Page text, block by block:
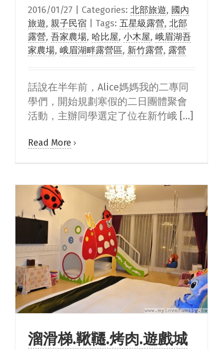
2016/01/27 Categories: 北部旅遊, 國內
旅遊, 親子民宿 Tags: 五星級露營, 北部
露營, 吾家農場, 哈比屋, 小木屋, 峨眉湖吾
家農場, 峨眉湖畔露營區, 新竹露營, 露營
話說在半年前，Alice媽媽我的二專同
學們，開始規劃寒假的二日團體聚會
活動，主辦同學選定了位在新竹峨 [...]
Read More
溜滑梯.鞦韆.烤肉.遊戲城